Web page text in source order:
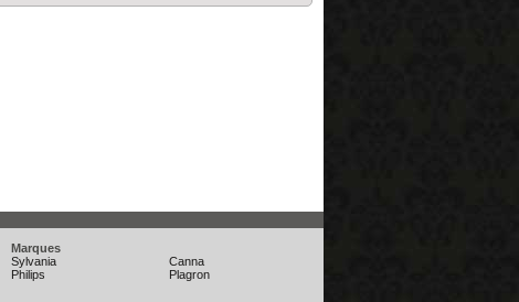
Marques
Sylvania
Canna
Philips
Plagron